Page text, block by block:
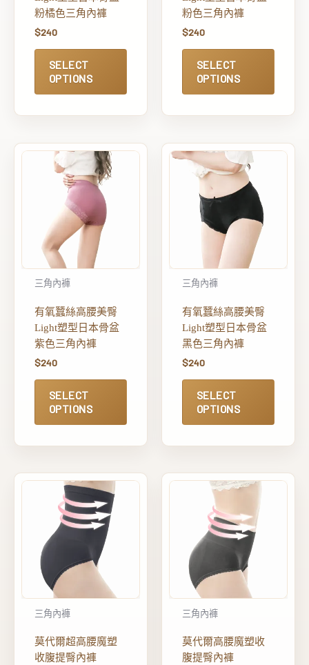
粉橘色三角內褲
$240
SELECT
OPTIONS
粉色三角內褲
$240
SELECT
OPTIONS
三角內褲
有氧蠶絲高腰美臀
Light塑型日本骨盆
紫色三角內褲
$240
SELECT
OPTIONS
三角內褲
有氧蠶絲高腰美臀
Light塑型日本骨盆
黑色三角內褲
$240
SELECT
OPTIONS
三角內褲
莫代爾超高腰魔塑
收腹提臀內褲
三角內褲
莫代爾高腰魔塑收
腹提臀內褲